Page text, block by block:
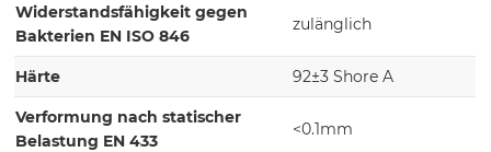
Widerstandsfähigkeit gegen
Bakterien EN ISO 846
zulänglich
Härte 92±3 Shore A
Verformung nach statischer
Belastung EN 433
<0.1mm